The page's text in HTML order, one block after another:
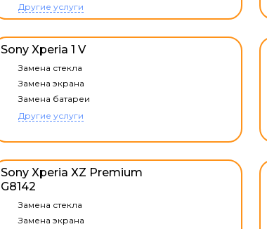
Другие услуги
Sony Xperia 1 V
Замена стекла
Замена экрана
Замена батареи
Другие услуги
Sony Xperia XZ Premium
G8142
Замена стекла
Замена экрана